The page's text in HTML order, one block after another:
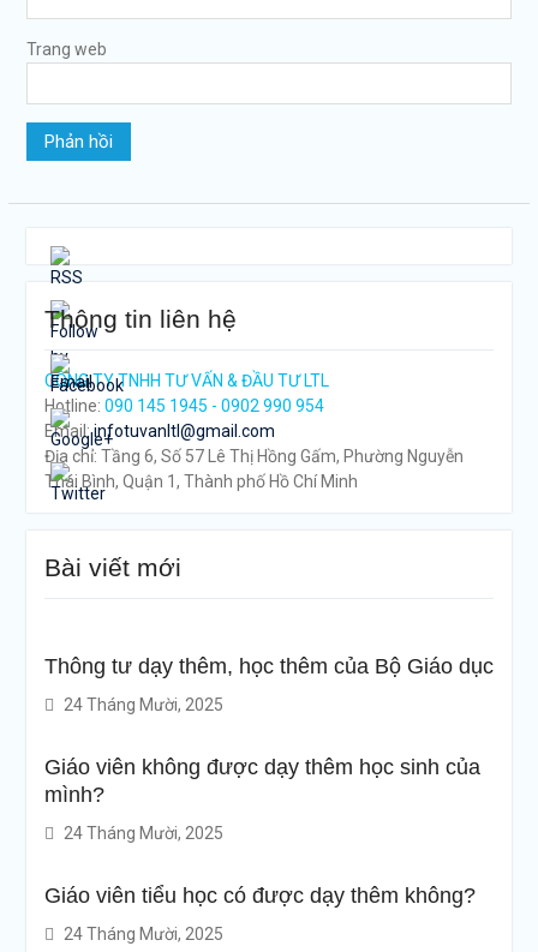
Trang web
tuvanltl.com/thu-
3">
Thông tin liên hệ
CÔNG TY TNHH TƯ VẤN & ĐẦU TƯ LTL
Hotline: 090 145 1945 - 0902 990 954
Email:infotuvanltl@gmail.com
Địa chỉ: Tầng 6, Số 57 Lê Thị Hồng Gấm, Phường Nguyễn
Thái Bình, Quận 1, Thành phố Hồ Chí Minh
Bài viết mới
Thông tư dạy thêm, học thêm của Bộ Giáo dục
24 Tháng Mười, 2025
Giáo viên không được dạy thêm học sinh của
mình?
24 Tháng Mười, 2025
Giáo viên tiểu học có được dạy thêm không?
24 Tháng Mười, 2025